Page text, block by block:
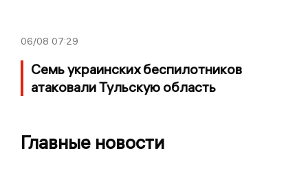
06/08 07:29
Семь украинских беспилотников
атаковали Тульскую область
Главные новости